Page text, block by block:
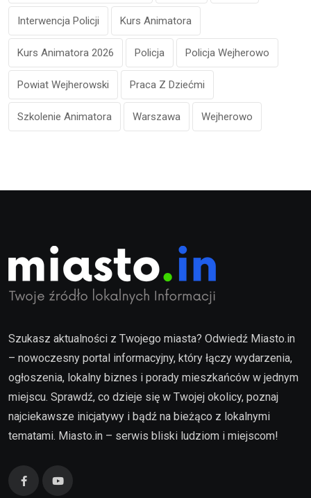
Interwencja Policji Kurs Animatora
Kurs Animatora 2026 Policja Policja Wejherowo
Powiat Wejherowski Praca Z Dziećmi
Szkolenie Animatora Warszawa Wejherowo
Szukasz aktualności z Twojego miasta? Odwiedź Miasto.in
– nowoczesny portal informacyjny, który łączy wydarzenia,
ogłoszenia, lokalny biznes i porady mieszkańców w jednym
miejscu. Sprawdź, co dzieje się w Twojej okolicy, poznaj
najciekawsze inicjatywy i bądź na bieżąco z lokalnymi
tematami. Miasto.in – serwis bliski ludziom i miejscom!